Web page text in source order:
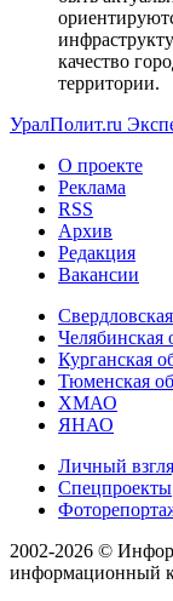
качество
территории.
УралПолит.ru
О проекте
Реклама
RSS
Архив
Редакция
Вакансии
Челябинская
Курганская
Тюменская
ХМАО
ЯНАО
Личный
Спецпроекты
2002-2026 ©
информационный